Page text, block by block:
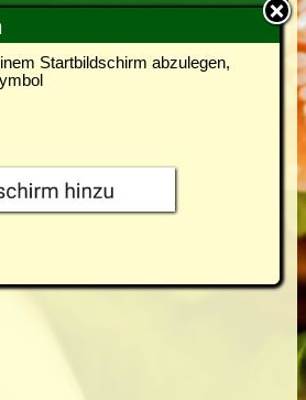
Startbildschirm abzulegen,